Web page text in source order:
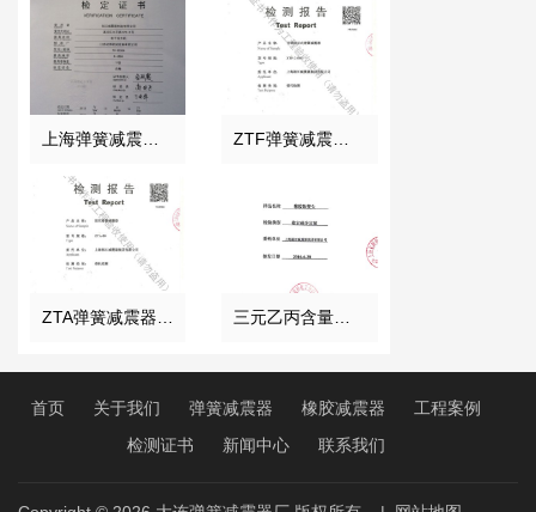
上海弹簧减震器电子拉力机检定证书 ZTF弹簧减震器检测报告
首页 关于我们 弹簧减震器 橡胶减震器
工程案例
检测证书
新闻中心 联系我们